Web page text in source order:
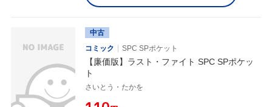
中古
コミック
SPC SPポケット
【廉価版】ラスト・ファイト SPC SPポケッ
ト
さいとう・たかを